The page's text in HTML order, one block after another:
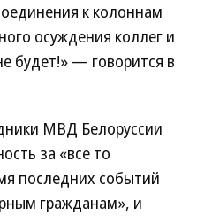
к колоннам
осуждения коллег и
будет!» — говорится в
МВД Белоруссии
за «все то
последних событий
гражданам», и